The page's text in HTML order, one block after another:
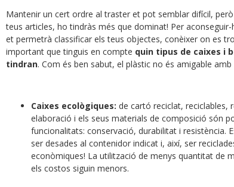
Mantenir un cert ordre al traster et pot semblar difícil,
teus articles, ho tindràs més que dominat! Per
et permetrà classificar els teus objectes, conèixer on es
important que tinguis en compte quin tipus de caixes i
tindran. Com és ben sabut, el plàstic no és amigable
Caixes ecològiques: de cartó reciclat, reciclables,
elaboració i els seus materials de composició són
funcionalitats: conservació, durabilitat i resistència.
ser desades al contenidor indicat i, així, ser
econòmiques! La utilització de menys quantitat de
els costos siguin menors.